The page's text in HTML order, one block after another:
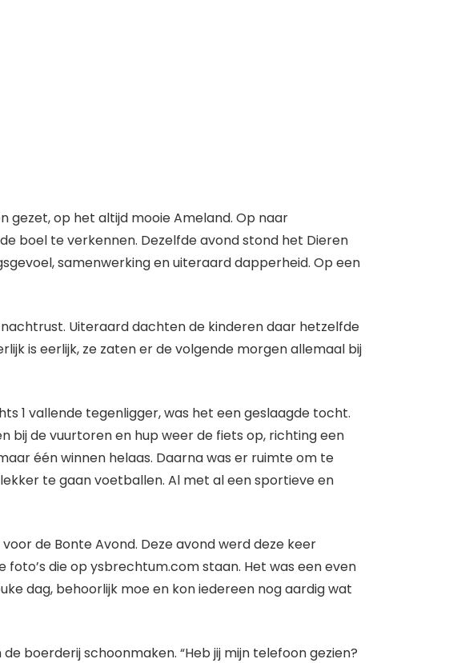
op het altijd mooie Ameland. Op naar
boel te verkennen. Dezelfde avond stond het Dieren
samenwerking en uiteraard dapperheid. Op een
Uiteraard dachten de kinderen daar hetzelfde
is eerlijk, ze zaten er de volgende morgen allemaal bij
1 vallende tegenligger, was het een geslaagde tocht.
bij de vuurtoren en hup weer de fiets op, richting een
één winnen helaas. Daarna was er ruimte om te
te gaan voetballen. Al met al een sportieve en
de Bonte Avond. Deze avond werd deze keer
die op ysbrechtum.com staan. Het was een even
dag, behoorlijk moe en kon iedereen nog aardig wat
boerderij schoonmaken. “Heb jij mijn telefoon gezien?